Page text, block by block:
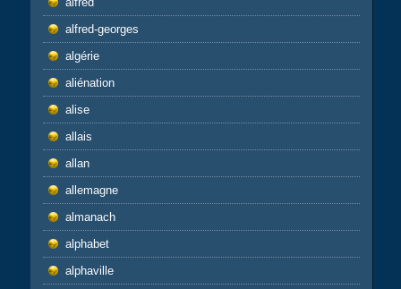
alfred-georges
algérie
aliénation
alise
allais
allan
allemagne
almanach
alphabet
alphaville